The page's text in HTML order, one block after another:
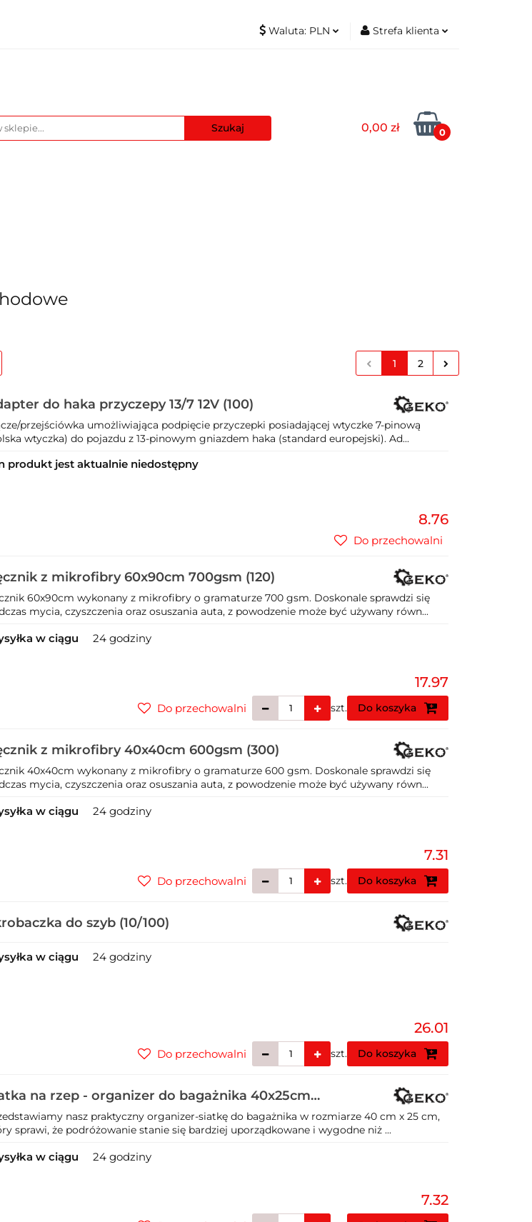
Waluta: PLN Strefa klienta
Dodaj zgłoszenie
Zgody cookies
0,00 zł 0
1 2
do haka przyczepy 13/7 12V (100)
przejściówka umożliwiająca podpięcie przyczepki posiadającej wtyczke 7-pinową
wtyczka) do pojazdu z 13-pinowym gniazdem haka (standard europejski). Ad...
produkt jest aktualnie niedostępny
8.76
Do przechowalni
z mikrofibry 60x90cm 700gsm (120)
60x90cm wykonany z mikrofibry o gramaturze 700 gsm. Doskonale sprawdzi się
mycia, czyszczenia oraz osuszania auta, z powodzenie może być używany równ...
w ciągu 24 godziny
17.97
szt. Do koszyka
Do przechowalni
z mikrofibry 40x40cm 600gsm (300)
40x40cm wykonany z mikrofibry o gramaturze 600 gsm. Doskonale sprawdzi się
mycia, czyszczenia oraz osuszania auta, z powodzenie może być używany równ...
w ciągu 24 godziny
7.31
szt. Do koszyka
Do przechowalni
do szyb (10/100)
w ciągu 24 godziny
26.01
szt. Do koszyka
Do przechowalni
na rzep - organizer do bagażnika 40x25cm
nasz praktyczny organizer-siatkę do bagażnika w rozmiarze 40 cm x 25 cm,
sprawi, że podróżowanie stanie się bardziej uporządkowane i wygodne niż ...
w ciągu 24 godziny
7.32